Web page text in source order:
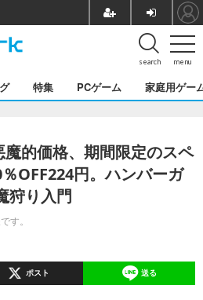
menu
search
特集 PCゲーム 家庭用ゲー
的価格、期間限定のスペ
OFF224円。ハンバーガ
狩り入門
す。
ポスト 送る